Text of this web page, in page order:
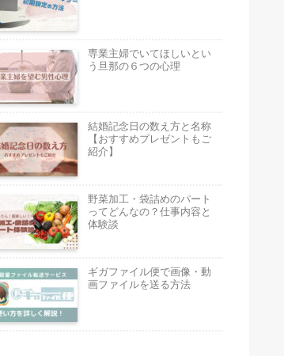
専業主婦でいてほしいとい
う旦那の６つの心理
結婚記念日の数え方と名称
【おすすめプレゼントもご
紹介】
野菜加工・袋詰めのパート
ってどんなの？仕事内容と
体験談
ギガファイル便で画像・動
画ファイルを送る方法